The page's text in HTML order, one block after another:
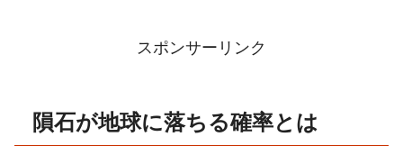
スポンサーリンク
隕石が地球に落ちる確率とは